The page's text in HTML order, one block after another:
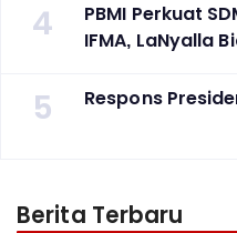
4
PBMI Perkuat
IFMA, LaNyalla
5 Respons
Berita Terbaru